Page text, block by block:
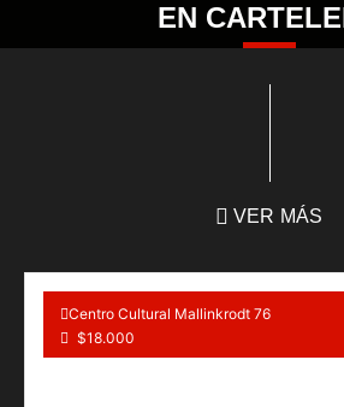
EN
VER MÁS
Centro Cultural Mallinkrodt 76
$18.000